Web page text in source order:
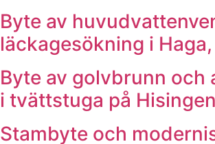
Byte av
läckagesökning i
Byte av golvbrunn och
i tvättstuga på Hisingen
Stambyte och